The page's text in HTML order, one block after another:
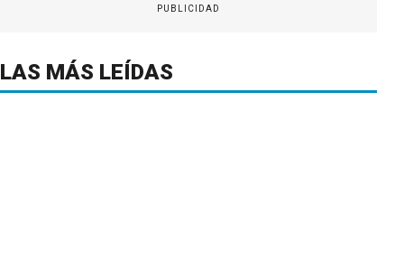
PUBLICIDAD
LAS MÁS LEÍDAS